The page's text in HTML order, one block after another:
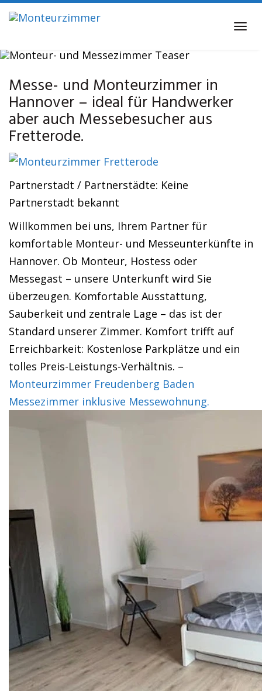
Skip
to
content
Messezimmer Monteurzimmer Fretterode
Messe- und Monteurzimmer in
Hannover – ideal für Handwerker
aber auch Messebesucher aus
Fretterode.
Partnerstadt / Partnerstädte: Keine
Partnerstadt bekannt
Willkommen bei uns, Ihrem Partner für
komfortable Monteur- und Messeunterkünfte in
Hannover. Ob Monteur, Hostess oder
Messegast – unsere Unterkunft wird Sie
überzeugen. Komfortable Ausstattung,
Sauberkeit und zentrale Lage – das ist der
Standard unserer Zimmer. Komfort trifft auf
Erreichbarkeit: Kostenlose Parkplätze und ein
tolles Preis-Leistungs-Verhältnis. –
Monteurzimmer Freudenberg Baden
Messezimmer inklusive Messewohnung.